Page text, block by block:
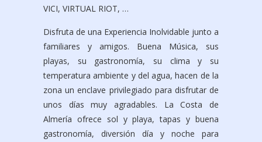
VICI, VIRTUAL RIOT, …
Disfruta de una Experiencia Inolvidable junto a
familiares y amigos. Buena Música, sus
playas, su gastronomía, su clima y su
temperatura ambiente y del agua, hacen de la
zona un enclave privilegiado para disfrutar de
unos días muy agradables. La Costa de
Almería ofrece sol y playa, tapas y buena
gastronomía, diversión día y noche para